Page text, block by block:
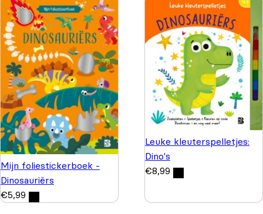
Mijn foliestickerboek -
Dinosauriërs
€5,99
Leuke kleuterspelletjes:
Dino's
€8,99